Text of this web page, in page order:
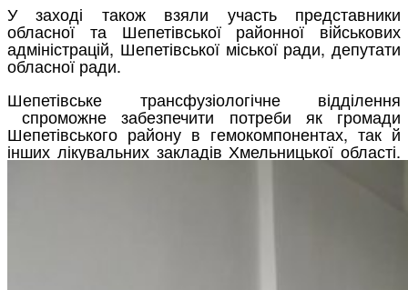
У заході також взяли участь представники
обласної та Шепетівської районної військових
адміністрацій, Шепетівської міської ради, депутати
обласної ради.
Шепетівське трансфузіологічне відділення
спроможне забезпечити потреби як громади
Шепетівського району в гемокомпонентах, так й
інших лікувальних закладів Хмельницької області.